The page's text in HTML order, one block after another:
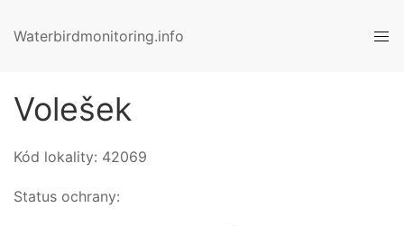
Waterbirdmonitoring.info
Volešek
Kód lokality: 42069
Status ochrany: